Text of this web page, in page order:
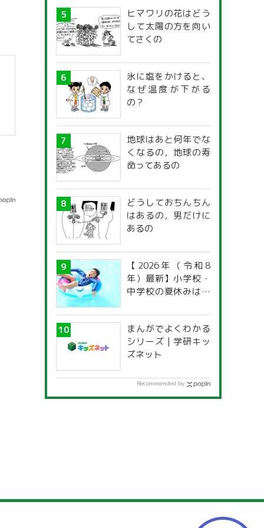
ヒマワリの花はどう
して太陽の方を向い
てさくの
氷に塩をかけると、
なぜ温度が下がる
の？
地球はあと何年でな
くなるの，地球の寿
命ってあるの
どうしておちんちん
はあるの，男だけに
あるの
【2026年（令和8
年）最新】小学校・
中学校の夏休みはい
道府県別「夏季休暇
一覧」
まんがでよくわかる
シリーズ | 学研キッ
ズネット
Recommended by